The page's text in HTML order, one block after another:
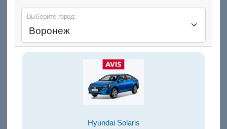
Выберите город:
Hyundai Solaris